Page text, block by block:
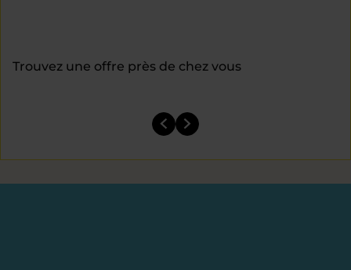
Trouvez une offre près de chez vous